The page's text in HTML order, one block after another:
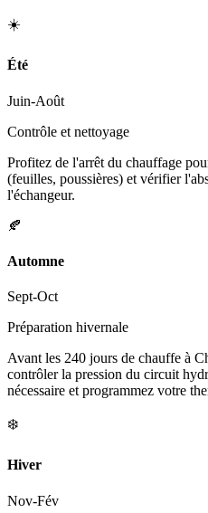
☀️
Été
Juin-Août
Contrôle et nettoyage
Profitez de l'arrêt du chauffage
(feuilles, poussières) et vérifier
l'échangeur.
🍂
Automne
Sept-Oct
Préparation hivernale
Avant les 240 jours de chauffe à
contrôler la pression du circuit
nécessaire et programmez votre
❄️
Hiver
Nov-Fév